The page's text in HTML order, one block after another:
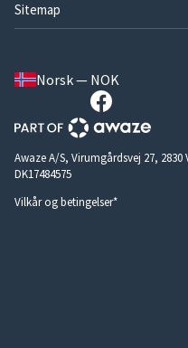
Sitemap
Norsk — NOK
Awaze A/S, Virumgårdsvej 27,
DK17484575
Vilkår og betingelser*